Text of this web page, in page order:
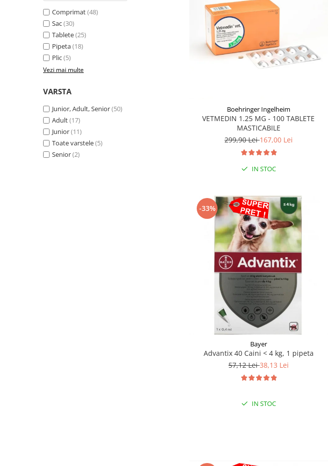
Comprimat(48)
Sac(30)
Tablete(25)
Pipeta(18)
Plic(5)
Vezi mai multe
VARSTA
Junior, Adult, Senior(50)
Adult(17)
Junior(11)
Toate varstele(5)
Senior(2)
Boehringer Ingelheim
VETMEDIN 1.25 MG - 100 TABLETE
MASTICABILE
299,90 Lei167,00 Lei
IN STOC
-33%
Bayer
Advantix 40 Caini < 4 kg, 1 pipeta
57,12 Lei38,13 Lei
IN STOC